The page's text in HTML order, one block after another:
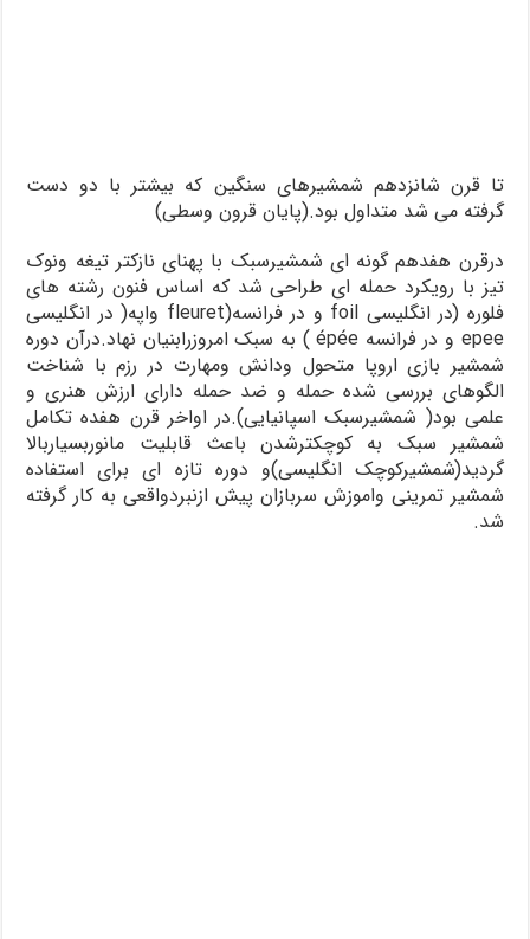
تا قرن شانزدهم شمشیرهای سنگین که بیشتر با دو دست
گرفته می شد متداول بود.(پایان قرون وسطی)
درقرن هفدهم گونه ای شمشیرسبک با پهنای نازکتر تیغه ونوک
تیز با رویکرد حمله ای طراحی شد که اساس فنون رشته های
فلوره (در انگلیسی foil و در فرانسه(fleuret واپه( در انگلیسی
epee و در فرانسه épée ) به سبک امروزرابنیان نهاد.درآن دوره
شمشیر بازی اروپا متحول ودانش ومهارت در رزم با شناخت
الگوهای بررسی شده حمله و ضد حمله دارای ارزش هنری و
علمی بود( شمشیرسبک اسپانیایی).در اواخر قرن هفده تکامل
شمشیر سبک به کوچکترشدن باعث قابلیت مانوربسیاربالا
گردید(شمشیرکوچک انگلیسی)و دوره تازه ای برای استفاده
شمشیر تمرینی واموزش سربازان پیش ازنبردواقعی به کار گرفته
شد.